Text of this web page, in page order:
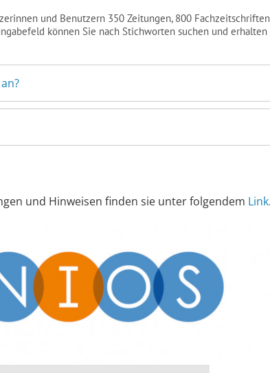
und Benutzern 350 Zeitungen, 800
können Sie nach Stichworten suchen und erhalten
und Hinweisen finden sie unter folgendem Link.